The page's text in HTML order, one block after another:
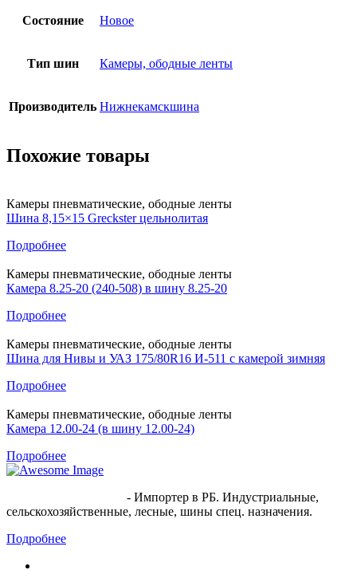
Состояние Новое
Тип шин Камеры, ободные ленты
Производитель Нижнекамскшина
Похожие товары
Камеры пневматические, ободные ленты
Шина 8,15×15 Greckster цельнолитая
Подробнее
Камеры пневматические, ободные ленты
Камера 8.25-20 (240-508) в шину 8.25-20
Подробнее
Камеры пневматические, ободные ленты
Шина для Нивы и УАЗ 175/80R16 И-511 с камерой зимняя
Подробнее
Камеры пневматические, ободные ленты
Камера 12.00-24 (в шину 12.00-24)
Подробнее
- Импортер в РБ. Индустриальные,
сельскохозяйственные, лесные, шины спец. назначения.
Подробнее